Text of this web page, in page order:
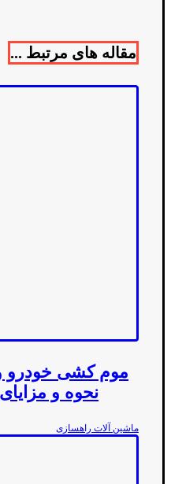
مقاله های مرتبط ...
نحوه و
ماشین آلات راهسازی